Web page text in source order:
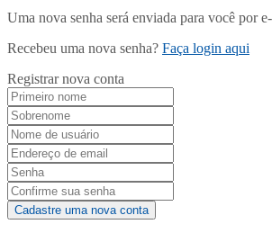
Uma nova senha será enviada para você por
Recebeu uma nova senha? Faça login aqui
Registrar nova conta